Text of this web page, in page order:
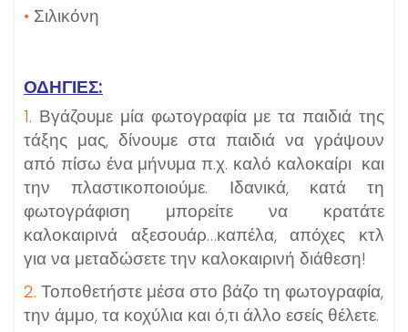
• Σιλικόνη
ΟΔΗΓΙΕΣ:
1. Βγάζουμε μία φωτογραφία με τα παιδιά της
τάξης μας, δίνουμε στα παιδιά να γράψουν
από πίσω ένα μήνυμα π.χ. καλό καλοκαίρι και
την πλαστικοποιούμε. Ιδανικά, κατά τη
φωτογράφιση μπορείτε να κρατάτε
καλοκαιρινά αξεσουάρ…καπέλα, απόχες κτλ
για να μεταδώσετε την καλοκαιρινή διάθεση!
2. Τοποθετήστε μέσα στο βάζο τη φωτογραφία,
την άμμο, τα κοχύλια και ό,τι άλλο εσείς θέλετε.